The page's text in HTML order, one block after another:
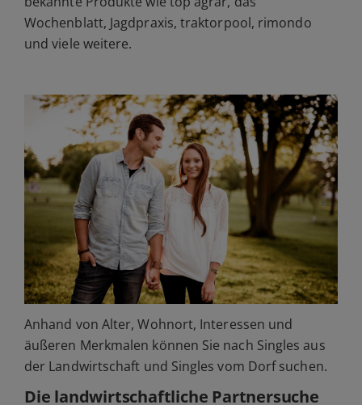
Wochenblatt, Jagdpraxis, traktorpool, rimondo
und viele weitere.
Anhand von Alter, Wohnort, Interessen und
äußeren Merkmalen können Sie nach Singles aus
der Landwirtschaft und Singles vom Dorf suchen.
Die landwirtschaftliche Partnersuche